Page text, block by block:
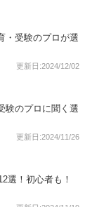
・受験のプロが選
更新日:2024/12/02
験のプロに聞く選
更新日:2024/11/26
選！初心者も！